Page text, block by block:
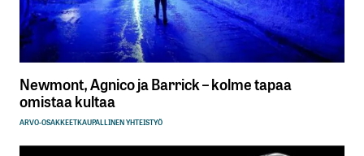
Newmont, Agnico ja Barrick – kolme tapaa
omistaa kultaa
ARVO-OSAKKEETKAUPALLINEN YHTEISTYÖ